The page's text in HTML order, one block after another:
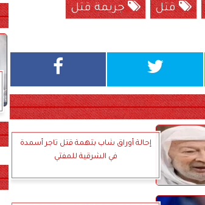
قتل
جريمة قتل
إحالة أوراق شاب بتهمة قتل تاجر أسمدة
في الشرقية للمفتي